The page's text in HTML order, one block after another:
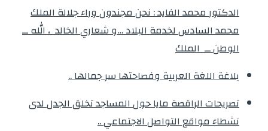
الدكتور محمد الفايد : نحن مجندون وراء جلالة الملك
محمد السادس لخدمة البلاد …و شعاري الخالد ، الله ــ
الوطن ــ الملك
بلاغة اللغة العربية وفصاحتها سر جمالها ..
تصريحات الراقصة مايا حول المساجد تخلق الجدل لدى
نشطاء مواقع التواصل الاجتماعي ..